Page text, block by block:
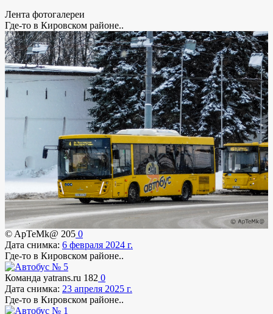
Лента фотогалереи
Где-то в Кировском районе..
© ApTeMk@ 205 0
Дата снимка: 6 февраля 2024 г.
Где-то в Кировском районе..
Команда yatrans.ru 182 0
Дата снимка: 23 апреля 2025 г.
Где-то в Кировском районе..